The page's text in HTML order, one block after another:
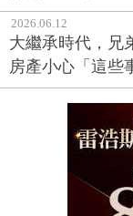
2026.06.12
大繼承時代，兄
房產小心「這些